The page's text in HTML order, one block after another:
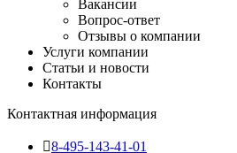
Вакансии
Вопрос-ответ
Отзывы о компании
Услуги компании
Статьи и новости
Контакты
Контактная информация
8-495-143-41-01